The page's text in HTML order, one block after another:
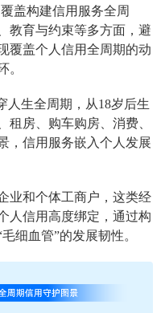
盖构建信用服务全周
教育与约束等多方面，避
覆盖个人信用全周期的动
。
人生全周期，从18岁后生
租房、购车购房、消费、
，信用服务嵌入个人发展
业和个体工商户，这类经
人信用高度绑定，通过构
细血管”的发展韧性。